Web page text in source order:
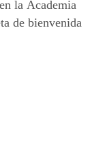
la Academia
de bienvenida